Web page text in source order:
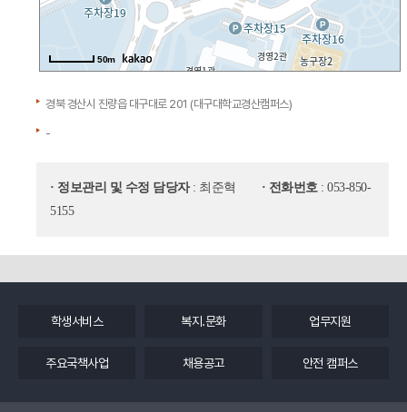
50m
경북 경산시 진량읍 대구대로 201 (대구대학교경산캠퍼스)
-
· 정보관리 및 수정 담당자: 최준혁 · 전화번호 : 053-850-
5155
학생서비스 복지.문화 업무지원
주요국책사업 채용공고 안전 캠퍼스